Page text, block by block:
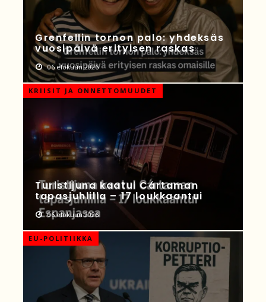
Grenfellin tornon palo: yhdeksäs
vuosipäivä erityisen raskas
06 elokuun 2026
KRIISIT JA ONNETTOMUUDET
Turistijuna kaatui Cártaman
tapasjuhlilla – 17 loukkaantui
06 elokuun 2026
EU-POLITIIKKA